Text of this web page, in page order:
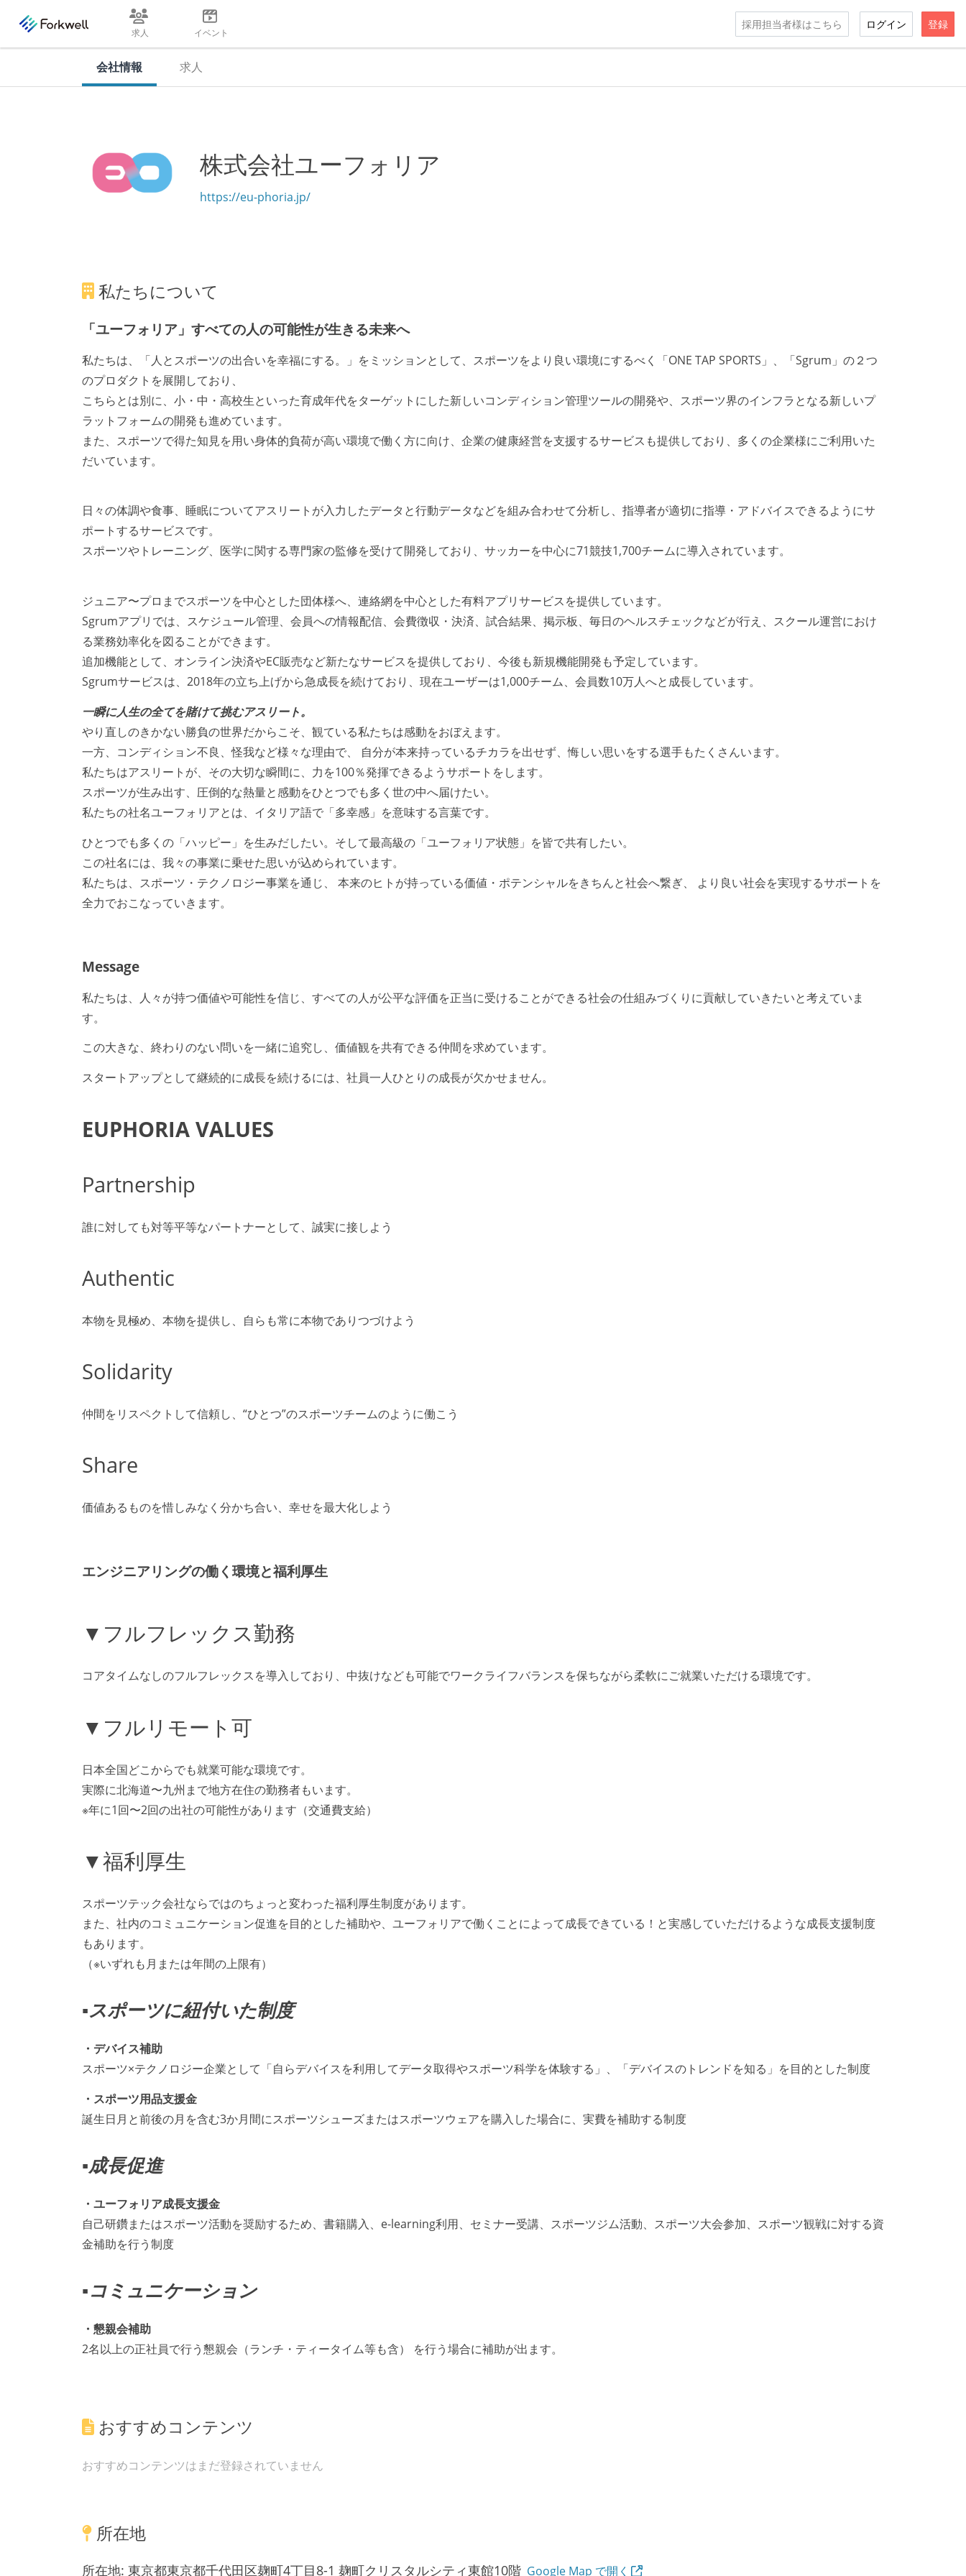
求人 イベント
採用担当者様はこちら ログイン 登録
会社情報 求人
株式会社ユーフォリア
https://eu-phoria.jp/
私たちについて
「ユーフォリア」すべての人の可能性が生きる未来へ
私たちは、「人とスポーツの出合いを幸福にする。」をミッションとして、スポーツをより良い環境にするべく「ONE TAP SPORTS」、「Sgrum」の２つ
のプロダクトを展開しており、
こちらとは別に、小・中・高校生といった育成年代をターゲットにした新しいコンディション管理ツールの開発や、スポーツ界のインフラとなる新しいプ
ラットフォームの開発も進めています。
また、スポーツで得た知見を用い身体的負荷が高い環境で働く方に向け、企業の健康経営を支援するサービスも提供しており、多くの企業様にご利用いた
だいています。
日々の体調や食事、睡眠についてアスリートが入力したデータと行動データなどを組み合わせて分析し、指導者が適切に指導・アドバイスできるようにサ
ポートするサービスです。
スポーツやトレーニング、医学に関する専門家の監修を受けて開発しており、サッカーを中心に71競技1,700チームに導入されています。
ジュニア〜プロまでスポーツを中心とした団体様へ、連絡網を中心とした有料アプリサービスを提供しています。
Sgrumアプリでは、スケジュール管理、会員への情報配信、会費徴収・決済、試合結果、掲示板、毎日のヘルスチェックなどが行え、スクール運営におけ
る業務効率化を図ることができます。
追加機能として、オンライン決済やEC販売など新たなサービスを提供しており、今後も新規機能開発も予定しています。
Sgrumサービスは、2018年の立ち上げから急成長を続けており、現在ユーザーは1,000チーム、会員数10万人へと成長しています。
一瞬に人生の全てを賭けて挑むアスリート。
やり直しのきかない勝負の世界だからこそ、観ている私たちは感動をおぼえます。
一方、コンディション不良、怪我など様々な理由で、 自分が本来持っているチカラを出せず、悔しい思いをする選手もたくさんいます。
私たちはアスリートが、その大切な瞬間に、力を100％発揮できるようサポートをします。
スポーツが生み出す、圧倒的な熱量と感動をひとつでも多く世の中へ届けたい。
私たちの社名ユーフォリアとは、イタリア語で「多幸感」を意味する言葉です。
ひとつでも多くの「ハッピー」を生みだしたい。そして最高級の「ユーフォリア状態」を皆で共有したい。
この社名には、我々の事業に乗せた思いが込められています。
私たちは、スポーツ・テクノロジー事業を通じ、 本来のヒトが持っている価値・ポテンシャルをきちんと社会へ繋ぎ、 より良い社会を実現するサポートを
全力でおこなっていきます。
Message
私たちは、人々が持つ価値や可能性を信じ、すべての人が公平な評価を正当に受けることができる社会の仕組みづくりに貢献していきたいと考えていま
す。
この大きな、終わりのない問いを一緒に追究し、価値観を共有できる仲間を求めています。
スタートアップとして継続的に成長を続けるには、社員一人ひとりの成長が欠かせません。
EUPHORIA VALUES
Partnership
誰に対しても対等平等なパートナーとして、誠実に接しよう
Authentic
本物を見極め、本物を提供し、自らも常に本物でありつづけよう
Solidarity
仲間をリスペクトして信頼し、“ひとつ”のスポーツチームのように働こう
Share
価値あるものを惜しみなく分かち合い、幸せを最大化しよう
エンジニアリングの働く環境と福利厚生
▼フルフレックス勤務
コアタイムなしのフルフレックスを導入しており、中抜けなども可能でワークライフバランスを保ちながら柔軟にご就業いただける環境です。
▼フルリモート可
日本全国どこからでも就業可能な環境です。
実際に北海道〜九州まで地方在住の勤務者もいます。
※年に1回〜2回の出社の可能性があります（交通費支給）
▼福利厚生
スポーツテック会社ならではのちょっと変わった福利厚生制度があります。
また、社内のコミュニケーション促進を目的とした補助や、ユーフォリアで働くことによって成長できている！と実感していただけるような成長支援制度
もあります。
（※いずれも月または年間の上限有）
▪️スポーツに紐付いた制度
・デバイス補助
スポーツ×テクノロジー企業として「自らデバイスを利用してデータ取得やスポーツ科学を体験する」、「デバイスのトレンドを知る」を目的とした制度
・スポーツ用品支援金
誕生日月と前後の月を含む3か月間にスポーツシューズまたはスポーツウェアを購入した場合に、実費を補助する制度
▪️成長促進
・ユーフォリア成長支援金
自己研鑽またはスポーツ活動を奨励するため、書籍購入、e-learning利用、セミナー受講、スポーツジム活動、スポーツ大会参加、スポーツ観戦に対する資
金補助を行う制度
▪️コミュニケーション
・懇親会補助
2名以上の正社員で行う懇親会（ランチ・ティータイム等も含） を行う場合に補助が出ます。
おすすめコンテンツ
おすすめコンテンツはまだ登録されていません
所在地
所在地: 東京都東京都千代田区麹町4丁目8-1 麹町クリスタルシティ東館10階 Google Map で開く